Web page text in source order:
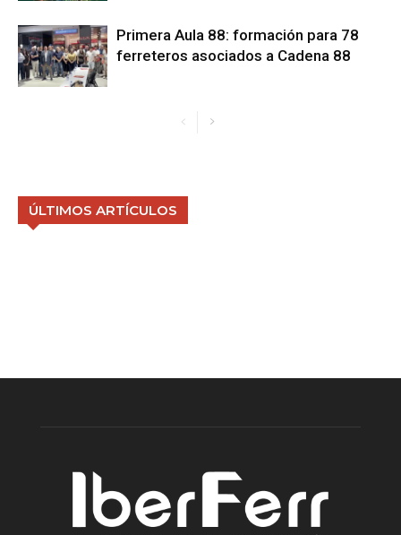
Primera Aula 88: formación para 78
ferreteros asociados a Cadena 88
ÚLTIMOS ARTÍCULOS